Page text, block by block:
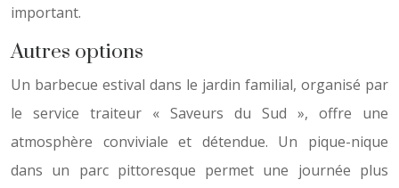
important.
Autres options
Un barbecue estival dans le jardin familial, organisé par
le service traiteur « Saveurs du Sud », offre une
atmosphère conviviale et détendue. Un pique-nique
dans un parc pittoresque permet une journée plus